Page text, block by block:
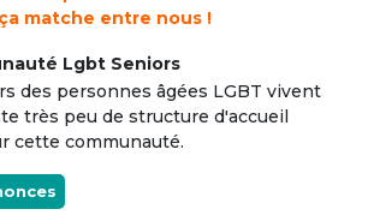
ça matche entre nous !
Lgbt Seniors
des personnes âgées LGBT vivent
très peu de structure d'accueil
cette communauté.